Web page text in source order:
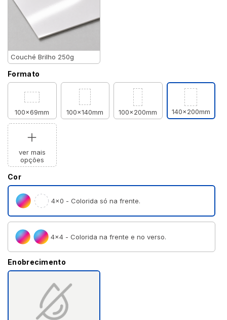
Couché Brilho 250g
Formato
100x69mm 100x140mm 100x200mm 140x200mm
ver mais
opções
Cor
4×0 - Colorida só na frente.
4×4 - Colorida na frente e no verso.
Enobrecimento